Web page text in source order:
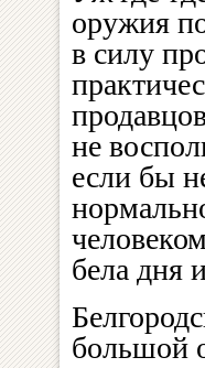
оружия
в силу
не
если бы
бела дня
большой